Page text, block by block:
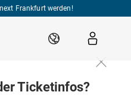
Frankfurt werden!
DE
Ticketinfos?